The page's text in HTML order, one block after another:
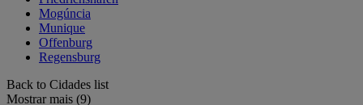
Mogúncia
Munique
Offenburg
Regensburg
Back to Cidades list
Mostrar mais (9)